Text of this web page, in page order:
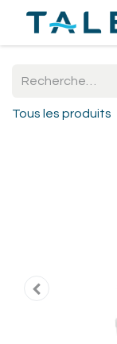
Tous les produits